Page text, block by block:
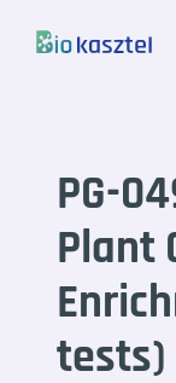
PG-
Plant
tests)